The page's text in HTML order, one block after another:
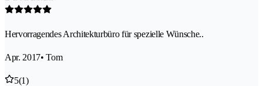
Hervorragendes Architekturbüro für spezielle Wünsche..
Apr. 2017• Tom
5(1)